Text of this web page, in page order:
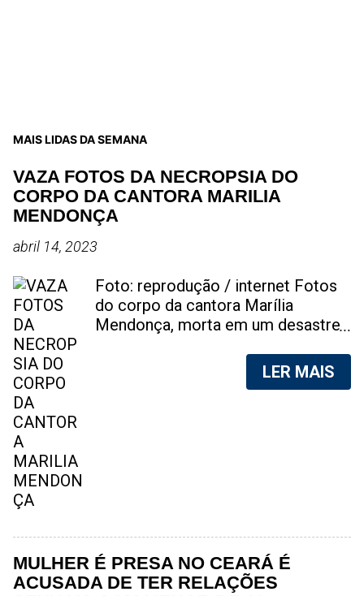
MAIS LIDAS DA SEMANA
VAZA FOTOS DA NECROPSIA DO
CORPO DA CANTORA MARILIA
MENDONÇA
abril 14, 2023
Foto: reprodução / internet Fotos
do corpo da cantora Marília
Mendonça, morta em um desastre
foram vazadas na internet. A
divulgação de fotos do corpo de
vendendo as fotos. Cada foto, no
valor de R$20 (Vinte reais). A
assessoria da família de Marília
LER MAIS
MULHER É PRESA NO CEARÁ É
ACUSADA DE TER RELAÇÕES